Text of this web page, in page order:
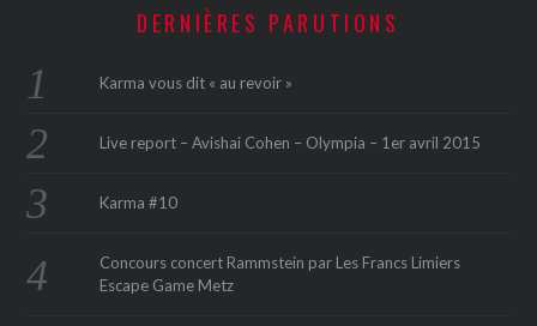
DERNIÈRES PARUTIONS
Karma vous dit « au revoir »
Live report – Avishai Cohen – Olympia – 1er avril 2015
Karma #10
Concours concert Rammstein par Les Francs Limiers
Escape Game Metz